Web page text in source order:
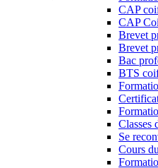
CAP
CAP
Brevet
Brevet
Bac
BTS
Classes
Se
Cours